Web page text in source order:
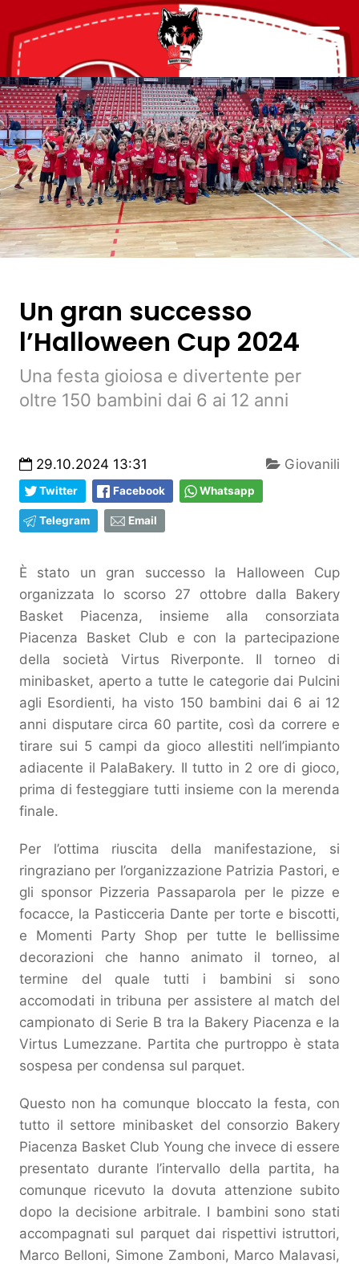
Un gran successo
l’Halloween Cup 2024
Una festa gioiosa e divertente per
oltre 150 bambini dai 6 ai 12 anni
29.10.2024 13:31 Giovanili
Twitter Facebook Whatsapp
Telegram Email
È stato un gran successo la Halloween Cup
organizzata lo scorso 27 ottobre dalla Bakery
Basket Piacenza, insieme alla consorziata
Piacenza Basket Club e con la partecipazione
della società Virtus Riverponte. Il torneo di
minibasket, aperto a tutte le categorie dai Pulcini
agli Esordienti, ha visto 150 bambini dai 6 ai 12
anni disputare circa 60 partite, così da correre e
tirare sui 5 campi da gioco allestiti nell’impianto
adiacente il PalaBakery. Il tutto in 2 ore di gioco,
prima di festeggiare tutti insieme con la merenda
finale.
Per l’ottima riuscita della manifestazione, si
ringraziano per l’organizzazione Patrizia Pastori, e
gli sponsor Pizzeria Passaparola per le pizze e
focacce, la Pasticceria Dante per torte e biscotti,
e Momenti Party Shop per tutte le bellissime
decorazioni che hanno animato il torneo, al
termine del quale tutti i bambini si sono
accomodati in tribuna per assistere al match del
campionato di Serie B tra la Bakery Piacenza e la
Virtus Lumezzane. Partita che purtroppo è stata
sospesa per condensa sul parquet.
Questo non ha comunque bloccato la festa, con
tutto il settore minibasket del consorzio Bakery
Piacenza Basket Club Young che invece di essere
presentato durante l’intervallo della partita, ha
comunque ricevuto la dovuta attenzione subito
dopo la decisione arbitrale. I bambini sono stati
accompagnati sul parquet dai rispettivi istruttori,
Marco Belloni, Simone Zamboni, Marco Malavasi,